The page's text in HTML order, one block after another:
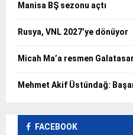
Manisa BŞ sezonu açtı
Rusya, VNL 2027’ye dönüyor
Micah Ma’a resmen
Mehmet Akif Üstündağ:
FACEBOOK